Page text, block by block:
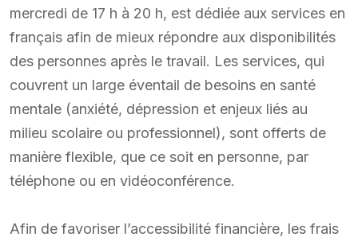
mercredi de 17 h à 20 h, est dédiée aux services en
français afin de mieux répondre aux disponibilités
des personnes après le travail. Les services, qui
couvrent un large éventail de besoins en santé
mentale (anxiété, dépression et enjeux liés au
milieu scolaire ou professionnel), sont offerts de
manière flexible, que ce soit en personne, par
téléphone ou en vidéoconférence.
Afin de favoriser l’accessibilité financière, les frais